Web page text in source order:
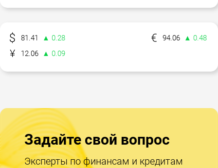
81.41 ▲ 0.28 94.06
▲ 0.48
12.06
▲ 0.09
Задайте свой вопрос
Эксперты по финансам и кредитам